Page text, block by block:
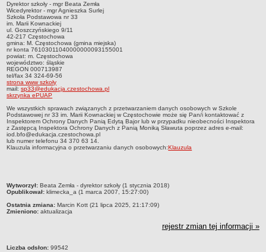
Przekształcone szkoły i placówki
Wielofunkcyjna Placówka
SPECJALNE OŚRODKI SZKOLNO-WYCHOWAWCZE
Specjalny Ośrodek nr 1
Specjalny Ośrodek nr 5
BURSA MIEJSKA
Dane podstawowe
Statut
Majątek
Godziny dyżurów
Kontrole
Rejestry, ewidencje, archiwa
PORADNIE PSYCHOLOGICZNO-PEDAGOGICZNE
Dyrektor szkoły - mgr Beata Zemła
Wicedyrektor - mgr Agnieszka Surlej
Szkoła Podstawowa nr 33
im. Marii Kownackiej
ul. Goszczyńskiego 9/11
42-217 Częstochowa
gmina: M. Częstochowa (gmina miejska)
nr konta 76103011040000000093155001
powiat: m. Częstochowa
województwo: śląskie
REGON 000713987
tel/fax 34 324-69-56
strona www szkoły
mail:sp33@edukacja.czestochowa.pl
skrzynka ePUAP
We wszystkich sprawach związanych z przetwarzaniem danych osobowych w Szkole
Podstawowej nr 33 im. Marii Kownackiej w Częstochowie może się Pan/i kontaktować z
Inspektorem Ochrony Danych Panią Edytą Bajor lub w przypadku nieobecności Inspektora
z Zastępcą Inspektora Ochrony Danych z Panią Moniką Sławuta poprzez adres e-mail:
iod.bfo@edukacja.czestochowa.pl
lub numer telefonu 34 370 63 14.
Klauzula informacyjna o przetwarzaniu danych osobowych:Klauzula
metryczka
Wytworzył: Beata Zemła - dyrektor szkoły (1 stycznia 2018)
Opublikował: klimecka_a (1 marca 2007, 15:27:00)
Ostatnia zmiana: Marcin Kott (21 lipca 2025, 21:17:09)
Zmieniono: aktualizacja
rejestr zmian tej informacji »
Liczba odsłon: 99542